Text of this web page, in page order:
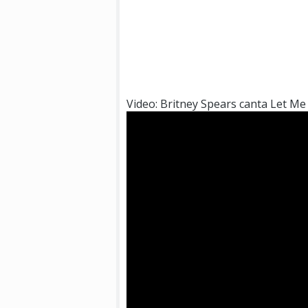
Video: Britney Spears canta Let Me